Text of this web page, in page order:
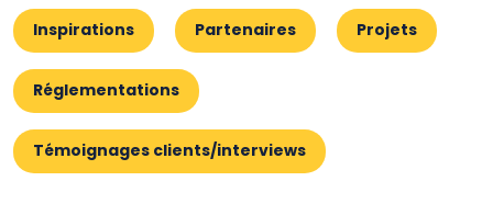
Inspirations Partenaires Projets
Réglementations
Témoignages clients/interviews